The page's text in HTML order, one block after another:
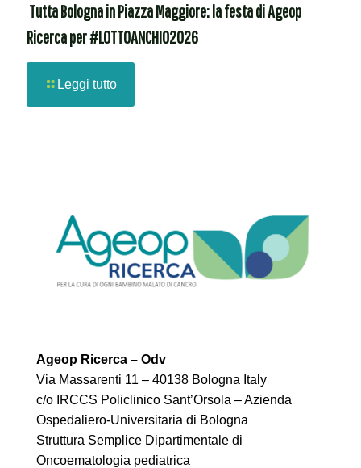
Tutta Bologna in Piazza Maggiore: la festa di Ageop
Ricerca per #LOTTOANCHIO2026
Leggi tutto
Ageop Ricerca – Odv
Via Massarenti 11 – 40138 Bologna Italy
c/o IRCCS Policlinico Sant’Orsola – Azienda
Ospedaliero-Universitaria di Bologna
Struttura Semplice Dipartimentale di
Oncoematologia pediatrica